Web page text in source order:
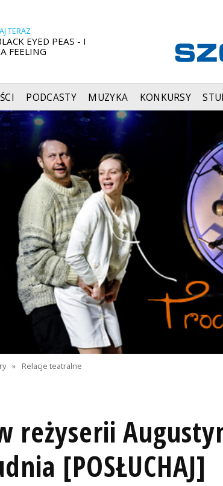
TERAZ
EYED PEAS - I
FEELING
PODCASTY MUZYKA KONKURSY
» Relacje teatralne
reżyserii
[POSŁUCHAJ]